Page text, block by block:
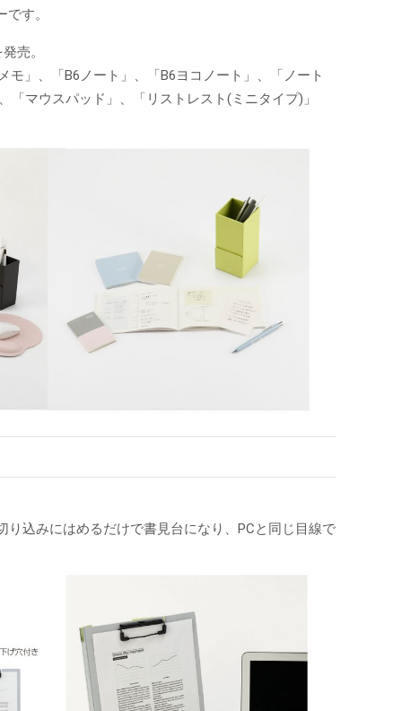
す。
売。
」、「B6ノート」、「B6ヨコノート」、「ノート
マウスパッド」、「リストレスト(ミニタイプ)」
込みにはめるだけで書見台になり、PCと同じ目線で